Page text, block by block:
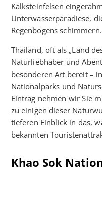
Kalksteinfelsen
Unterwasserparadiese,
Regenbogens schimmern.
Thailand, oft als „Land
Naturliebhaber und
besonderen Art bereit –
Nationalparks und
Eintrag nehmen wir Sie
zu einigen dieser
tieferen Einblick in das,
bekannten
Khao Sok